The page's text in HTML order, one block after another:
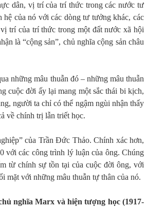
dân, vị trí của trí thức trong các nước tư
của nó với các dòng tư tưởng khác, các
trí của trí thức trong một đất nước xã hội
là “cộng sản”, chủ nghĩa cộng sản châu
những mâu thuẫn đó – những mâu thuẫn
cuộc đời ấy lại mang một sắc thái bi kịch,
người ta chỉ có thể ngậm ngùi nhận thấy
về chính trị lẫn triết học.
của Trần Đức Thảo. Chính xác hơn,
với các công trình lý luận của ông. Chúng
từ chính sự tồn tại của cuộc đời ông, với
mặt với những mâu thuẫn tự thân của nó.
nghĩa Marx và hiện tượng học (1917-